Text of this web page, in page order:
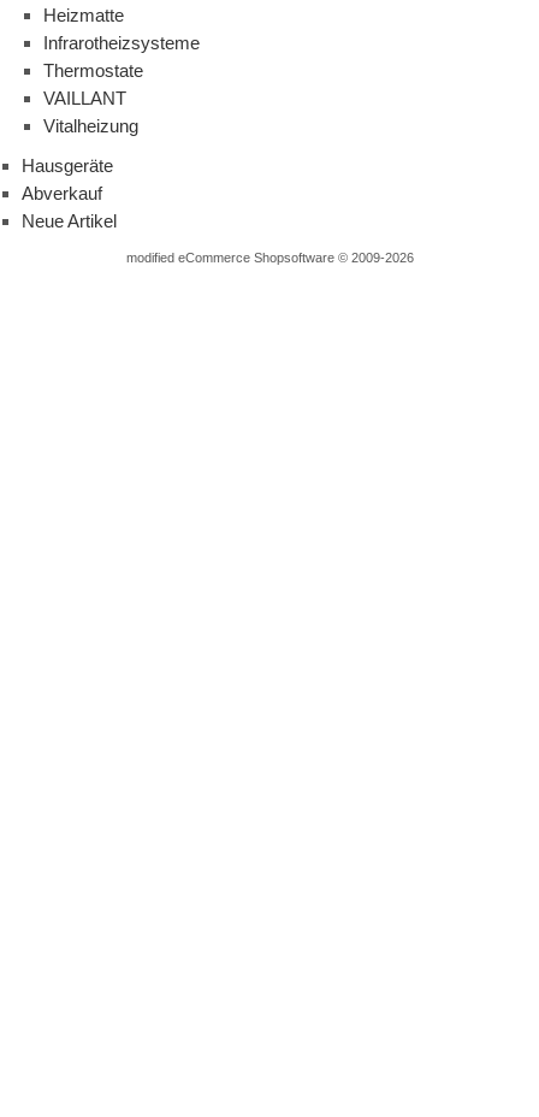
Heizmatte
Infrarotheizsysteme
Thermostate
VAILLANT
Vitalheizung
Hausgeräte
Abverkauf
Neue Artikel
modified eCommerce Shopsoftware © 2009-2026